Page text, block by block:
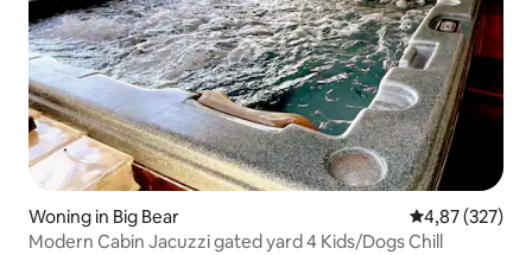
Woning in Big Bear Gemiddelde
4,87 (327)
Modern Cabin Jacuzzi gated yard 4 Kids/Dogs Chill